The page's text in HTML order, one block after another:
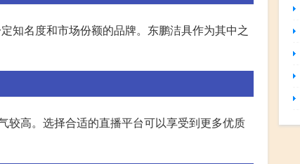
知名度和市场份额的品牌。东鹏洁具作为其中之
较高。选择合适的直播平台可以享受到更多优质